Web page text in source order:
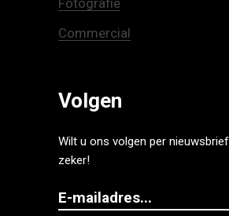
Fotografie
Commercial
Volgen
Wilt u ons volgen per
zeker!